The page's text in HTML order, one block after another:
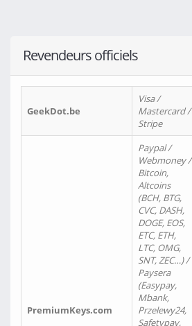
Revendeurs officiels
GeekDot.be
Visa /
Mastercard /
Stripe
PremiumKeys.com
Paypal /
Webmoney /
Bitcoin,
Altcoins
(BCH, BTG,
CVC, DASH,
DOGE, EOS,
ETC, ETH,
LTC, OMG,
SNT, ZEC…) /
Paysera
(Easypay,
Mbank,
Przelewy24,
Safetypay,